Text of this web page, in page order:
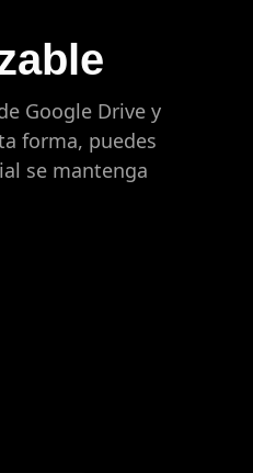
Google Drive y
forma, puedes
se mantenga